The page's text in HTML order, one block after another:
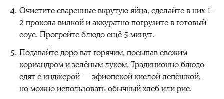
Очистите сваренные вкрутую яйца, сделайте в них 1-
2 прокола вилкой и аккуратно погрузите в готовый
соус. Прогрейте блюдо ещё 5 минут.
Подавайте доро ват горячим, посыпав свежим
кориандром и зелёным луком. Традиционно блюдо
едят с инджерой — эфиопской кислой лепёшкой,
но можно использовать обычный хлеб или рис.